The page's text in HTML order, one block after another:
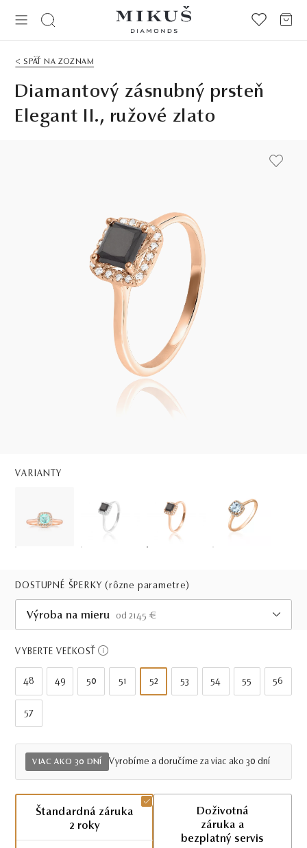
< SPÄŤ NA ZOZNAM
Diamantový zásnubný prsteň
Elegant II., ružové zlato
VARIANTY
DOSTUPNÉ ŠPERKY(rôzne parametre)
Výroba na mieru
od 2145 €
Viac ako 30 dní
VYBERTE VEĽKOSŤ
48 49 50 51 52 53 54 55 56
57
VIAC AKO 30 DNÍ Vyrobíme a doručíme za viac ako 30 dní
Štandardná záruka
2 roky
Doživotná
záruka a
bezplatný servis